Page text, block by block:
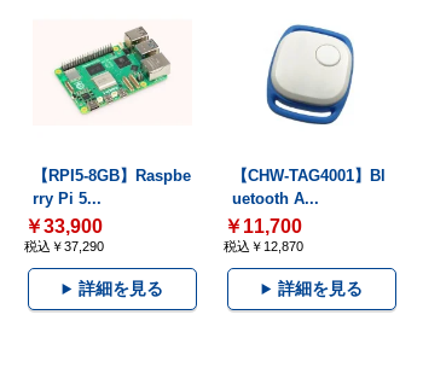
【RPI5-8GB】Raspbe
rry Pi 5...
￥33,900
税込￥37,290
詳細を見る
【CHW-TAG4001】Bl
uetooth A...
￥11,700
税込￥12,870
詳細を見る